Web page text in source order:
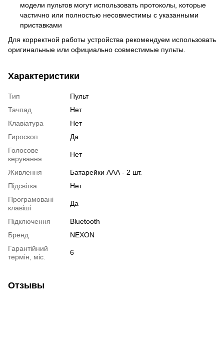
модели пультов могут использовать протоколы, которые
частично или полностью несовместимы с указанными
приставками
Для корректной работы устройства рекомендуем использовать
оригинальные или официально совместимые пульты.
Характеристики
Тип
Пульт
Тачпад
Нет
Клавіатура
Нет
Гироскоп
Да
Голосове
керування
Нет
Живлення
Батарейки ААА - 2 шт.
Підсвітка
Нет
Програмовані
клавіші
Да
Підключення
Bluetooth
Бренд
NEXON
Гарантійний
термін, міс.
6
Отзывы